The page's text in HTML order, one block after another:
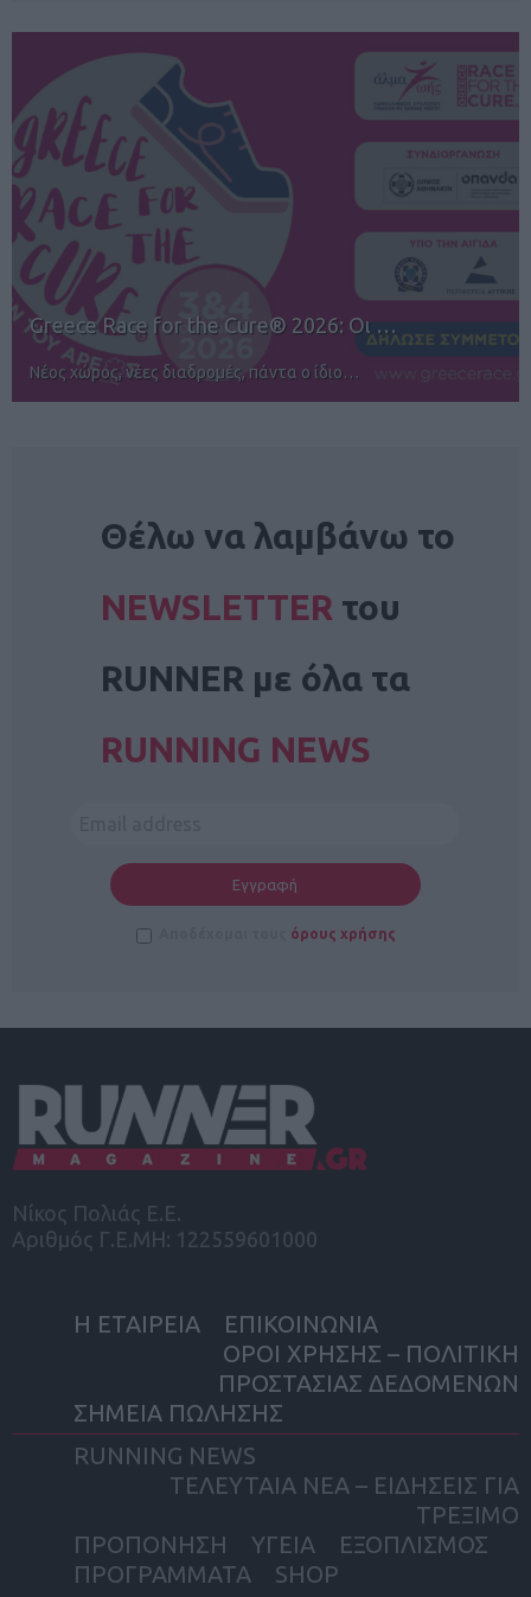
12ος TUI Rhodes Marathon: Άνοιγμα ε…
Αγώνες για όλους στην Ρόδο
Θέλω να λαμβάνω το
NEWSLETTER του
RUNNER με όλα τα
RUNNING NEWS
όρους χρήσης
Νίκος Πολιάς Ε.Ε.
Αριθμός Γ.Ε.ΜΗ: 122559601000
Η ΕΤΑΙΡΕΙΑ
ΕΠΙΚΟΙΝΩΝΙΑ
ΟΡΟΙ ΧΡΗΣΗΣ – ΠΟΛΙΤΙΚΗ
ΠΡΟΣΤΑΣΙΑΣ ΔΕΔΟΜΕΝΩΝ
ΣΗΜΕΙΑ ΠΩΛΗΣΗΣ
RUNNING NEWS
ΤΕΛΕΥΤΑΙΑ ΝΕΑ – ΕΙΔΗΣΕΙΣ ΓΙΑ
ΤΡΕΞΙΜΟ
ΠΡΟΠΟΝΗΣΗ
ΥΓΕΙΑ
ΕΞΟΠΛΙΣΜΟΣ
ΠΡΟΓΡΑΜΜΑΤΑ
SHOP